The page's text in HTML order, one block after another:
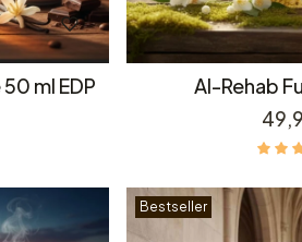
ml EDP
Al-Rehab
Bestseller